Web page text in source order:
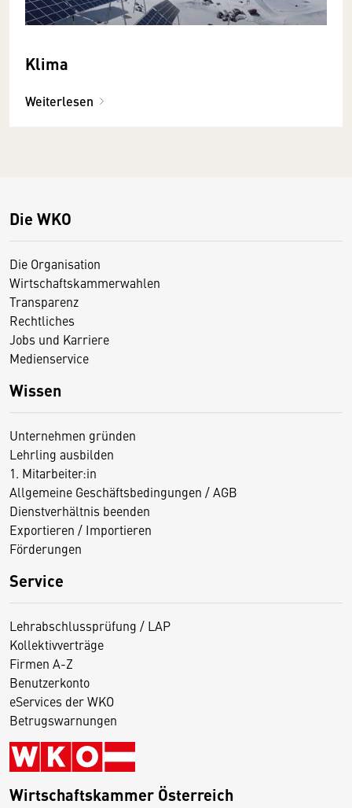
Klima
Weiterlesen
Die WKO
Die Organisation
Wirtschaftskammerwahlen
Transparenz
Rechtliches
Jobs und Karriere
Medienservice
Wissen
Unternehmen gründen
Lehrling ausbilden
1. Mitarbeiter:in
Allgemeine Geschäftsbedingungen / AGB
Dienstverhältnis beenden
Exportieren / Importieren
Förderungen
Service
Lehrabschlussprüfung / LAP
Kollektivverträge
Firmen A-Z
Benutzerkonto
eServices der WKO
Betrugswarnungen
Wirtschaftskammer Österreich